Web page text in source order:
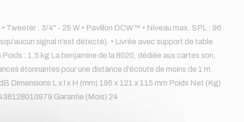
: 3/4" - 25 W • Pavillon DCW™ • Niveau max. SPL : 96
signal n'est détecté). • Livrée avec support de table
: 1,5 kg La benjamine de la 8020, dédiée aux cartes son,
étonnantes pour une distance d'écoute de moins de 1 m.
Dimensions L x l x H (mm) 195 x 121 x 115 mm Poids Net (Kg)
Garantie (Mois) 24